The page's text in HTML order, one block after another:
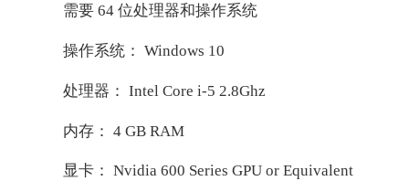
需要 64 位处理器和操作系统
操作系统： Windows 10
处理器： Intel Core i-5 2.8Ghz
内存： 4 GB RAM
显卡： Nvidia 600 Series GPU or Equivalent